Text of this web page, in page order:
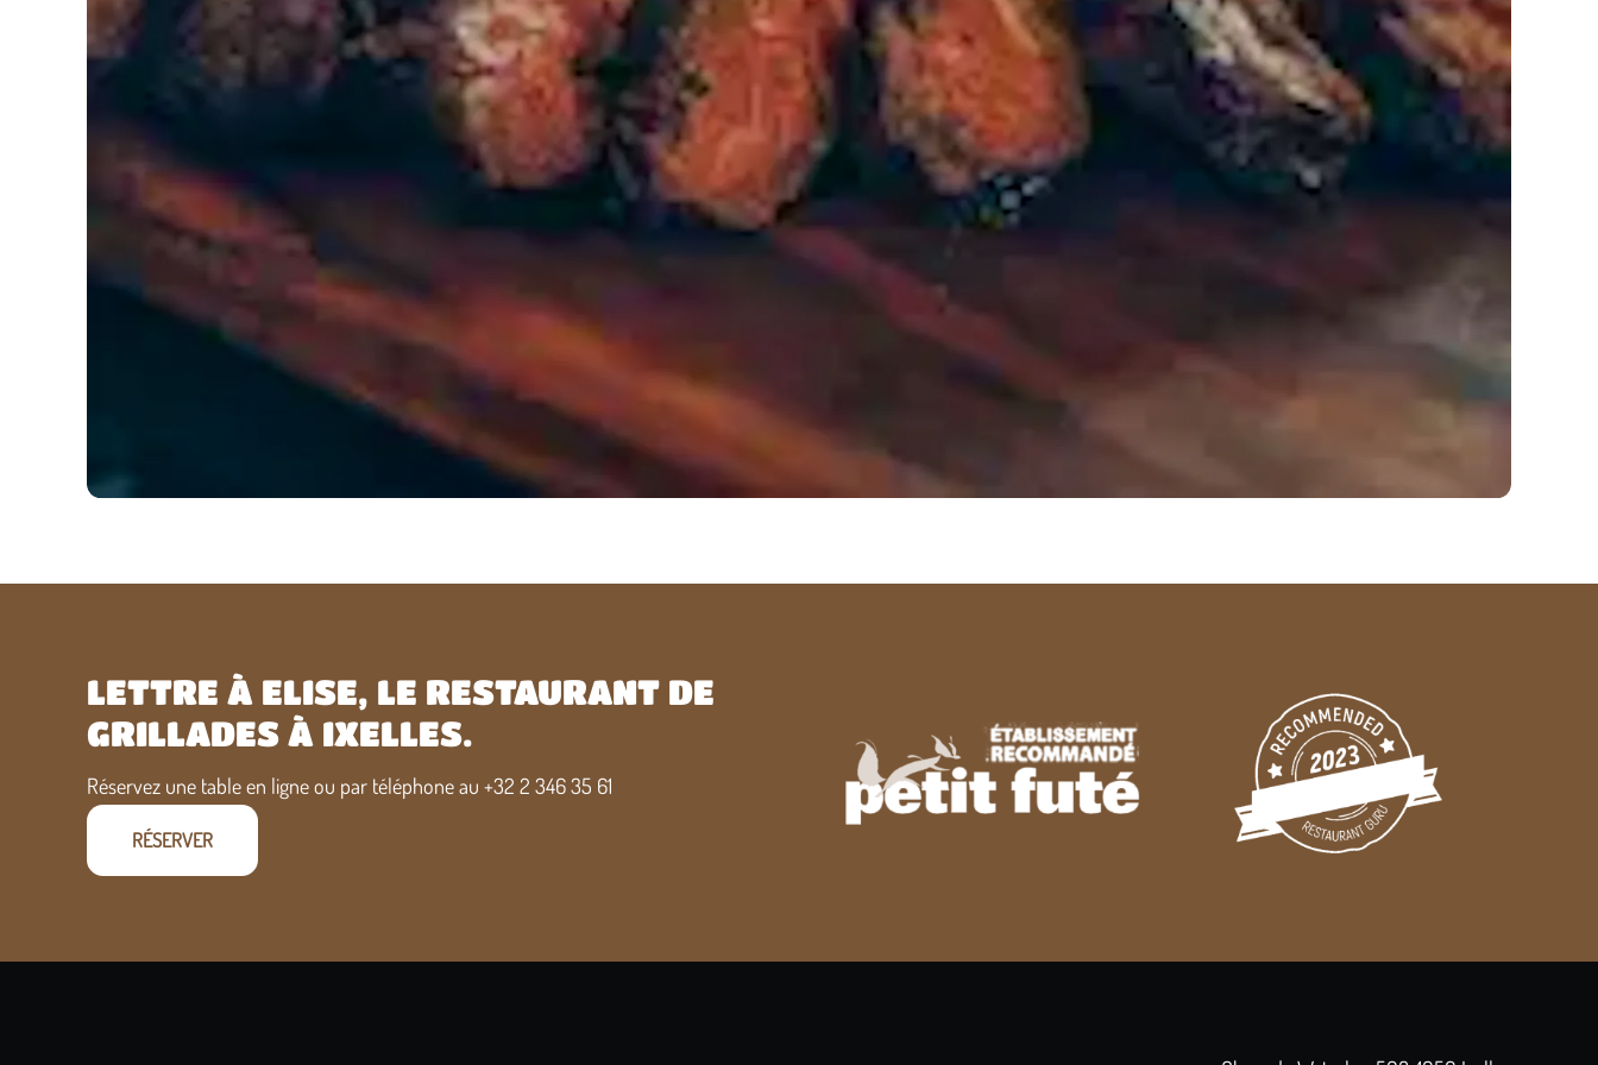
LETTRE À ELISE, LE RESTAURANT DE
GRILLADES À IXELLES.
Réservez une table en ligne ou par téléphone au +32 2 346 35 61
RÉSERVER